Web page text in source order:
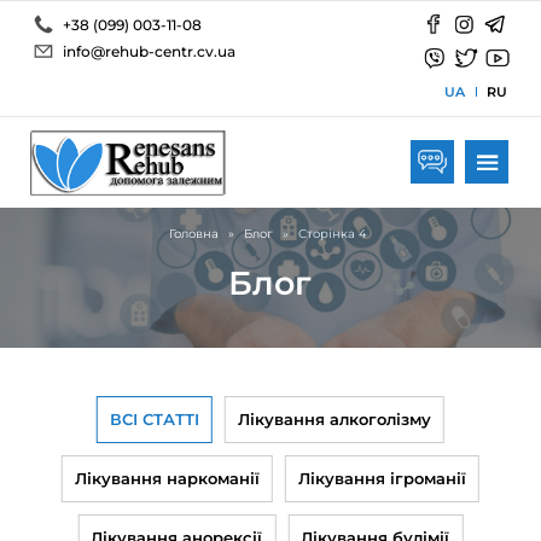
+38 (099) 003-11-08
info@rehub-centr.cv.ua
UA RU
Головна » Блог » Сторінка 4
Блог
ВСІ СТАТТІ Лікування алкоголізму
Лікування наркоманії Лікування ігроманії